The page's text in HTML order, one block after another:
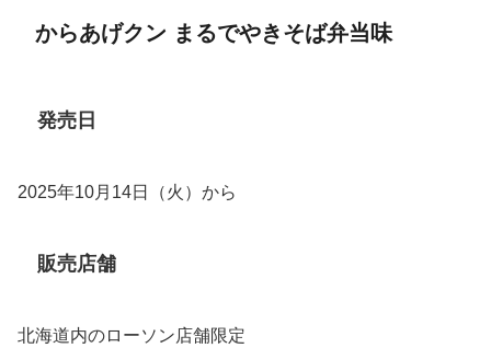
からあげクン まるでやきそば弁当味
発売日
2025年10月14日（火）から
販売店舗
北海道内のローソン店舗限定